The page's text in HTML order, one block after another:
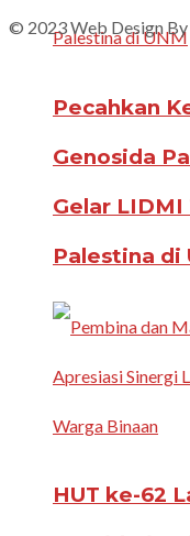
Pecahkan
Genosida
Gelar LIDMI
Palestina di
HUT ke-62
© 2023 Web Design By